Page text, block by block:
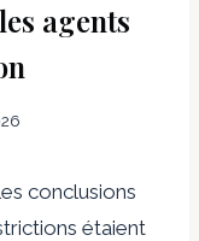
agents
conclusions
étaient